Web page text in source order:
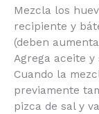
Mezcla los
recipiente y
(deben
Agrega aceite
Cuando la
previamente
una pizca de